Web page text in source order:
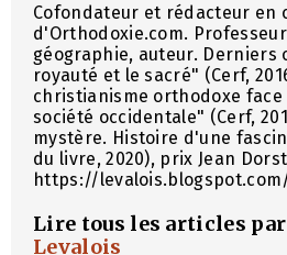
Cofondateur et rédacteur en
d'Orthodoxie.com.
géographie, auteur. Derniers
royauté et le sacré" (Cerf,
christianisme orthodoxe face
société occidentale" (Cerf,
mystère. Histoire d'une
du livre, 2020), prix Jean
https://
Lire tous les articles par
Levalois